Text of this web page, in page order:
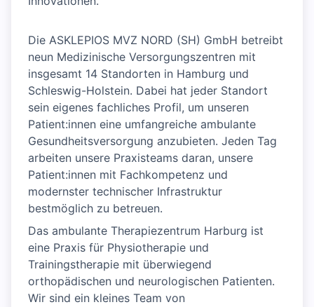
Die ASKLEPIOS MVZ NORD (SH) GmbH betreibt
neun Medizinische Versorgungszentren mit
insgesamt 14 Standorten in Hamburg und
Schleswig-Holstein. Dabei hat jeder Standort
sein eigenes fachliches Profil, um unseren
Patient:innen eine umfangreiche ambulante
Gesundheitsversorgung anzubieten. Jeden Tag
arbeiten unsere Praxisteams daran, unsere
Patient:innen mit Fachkompetenz und
modernster technischer Infrastruktur
bestmöglich zu betreuen.
Das ambulante Therapiezentrum Harburg ist
eine Praxis für Physiotherapie und
Trainingstherapie mit überwiegend
orthopädischen und neurologischen Patienten.
Wir sind ein kleines Team von